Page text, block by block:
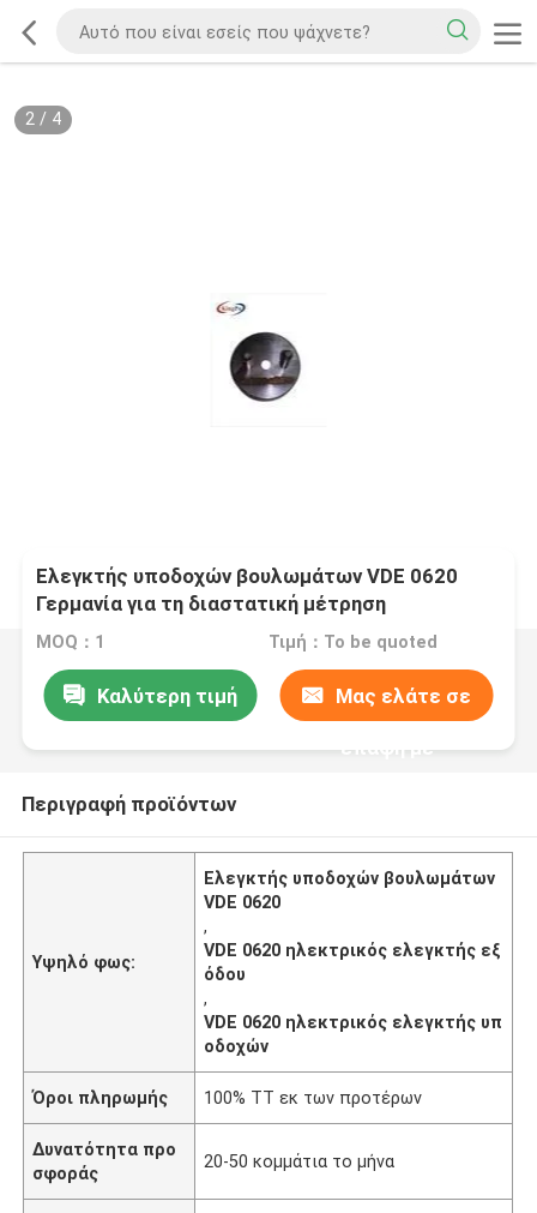
2/ 4
Ελεγκτής υποδοχών βουλωμάτων VDE 0620
Γερμανία για τη διαστατική μέτρηση
MOQ：1 Τιμή：To be quoted
Καλύτερη τιμή Μας ελάτε σε
επαφή με
Περιγραφή προϊόντων
Υψηλό φως:
Ελεγκτής υποδοχών βουλωμάτων
VDE 0620
,
VDE 0620 ηλεκτρικός ελεγκτής εξ
όδου
,
VDE 0620 ηλεκτρικός ελεγκτής υπ
οδοχών
Όροι πληρωμής 100% TT εκ των προτέρων
Δυνατότητα προ
σφοράς
20-50 κομμάτια το μήνα